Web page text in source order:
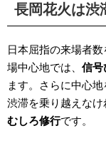
長岡花火は渋
日本屈指の来場者数
場中心地では、 信号
ます。さらに中心
渋滞を乗り越えな
むしろ修行です。